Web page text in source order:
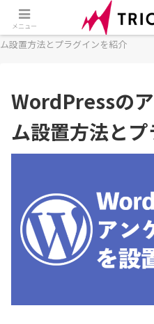
ホーム WordPress
ム設置方法とプラグインを紹介
WordPressの
ム設置方法と
メニュー